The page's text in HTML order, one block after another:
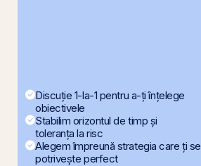
Discuție 1-la-1 pentru a-ți înțelege
obiectivele
Stabilim orizontul de timp și
toleranța la risc
Alegem împreună strategia care ți se
potrivește perfect